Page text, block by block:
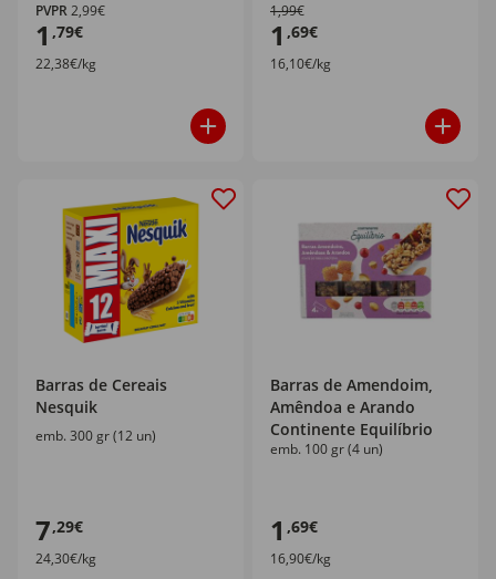
PVPR2,99€
1 ,79€
22,38€/kg
1,99€
1 ,69€
16,10€/kg
Barras de Cereais
Nesquik
emb. 300 gr (12 un)
7,29€
24,30€/kg
Barras de Amendoim,
Amêndoa e Arando
Continente Equilíbrio
emb. 100 gr (4 un)
1 ,69€
16,90€/kg